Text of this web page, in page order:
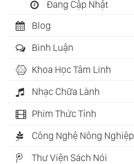
Đang Cập Nhật
Blog
Bình Luận
Khoa Học Tâm Linh
Nhạc Chữa Lành
Phim Thức Tỉnh
Công Nghệ Nông Nghiệp
Thư Viện Sách Nói